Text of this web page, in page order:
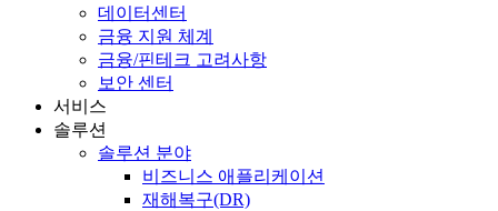
데이터센터
금융 지원 체계
금융/핀테크 고려사항
보안 센터
서비스
솔루션
솔루션 분야
비즈니스 애플리케이션
재해복구(DR)